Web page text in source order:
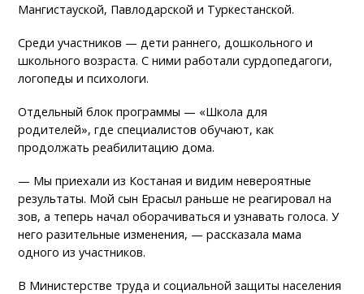
Мангистауской, Павлодарской и Туркестанской.
Среди участников — дети раннего, дошкольного и
школьного возраста. С ними работали сурдопедагоги,
логопеды и психологи.
Отдельный блок программы — «Школа для
родителей», где специалистов обучают, как
продолжать реабилитацию дома.
— Мы приехали из Костаная и видим невероятные
результаты. Мой сын Ерасыл раньше не реагировал на
зов, а теперь начал оборачиваться и узнавать голоса. У
него разительные изменения, — рассказала мама
одного из участников.
В Министерстве труда и социальной защиты населения